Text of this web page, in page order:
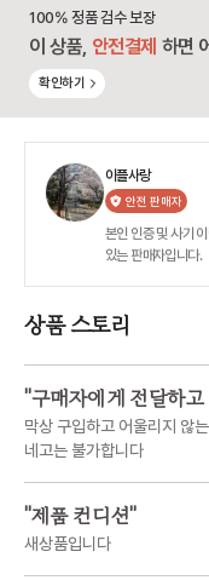
100% 정품 검수 보장
이 상품, 안전결제 하면
확인하기
이플사랑
안전 판매자
본인 인증 및 사기
있는 판매자입니다.
상품 스토리
"구매자에게 전달하
막상 구입하고 어울리지 않
네고는 불가합니다
"제품 컨디션"
새상품입니다